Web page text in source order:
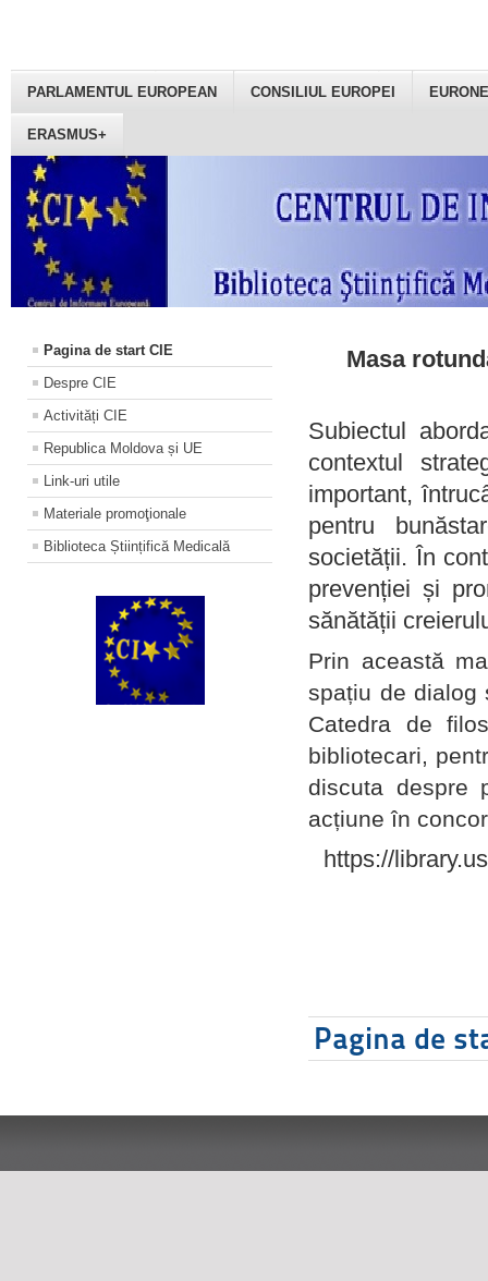
PARLAMENTUL EUROPEAN CONSILIUL EUROPEI
ERASMUS+
Pagina de start CIE
Despre CIE
Activități CIE
Republica Moldova și UE
Link-uri utile
Materiale promoţionale
Biblioteca Științifică Medicală
Masa
Subiectul
contextul
important,
pentru
societății. În
prevenției și
sănătății
Prin această
spațiu de dialog
Catedra de
bibliotecari,
discuta despre
acțiune în
https://
Pagina de